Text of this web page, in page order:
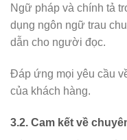
Ngữ pháp và chính tả
dụng ngôn ngữ trau
dẫn cho người đọc.
Đáp ứng mọi yêu cầu
của khách hàng.
3.2. Cam kết về